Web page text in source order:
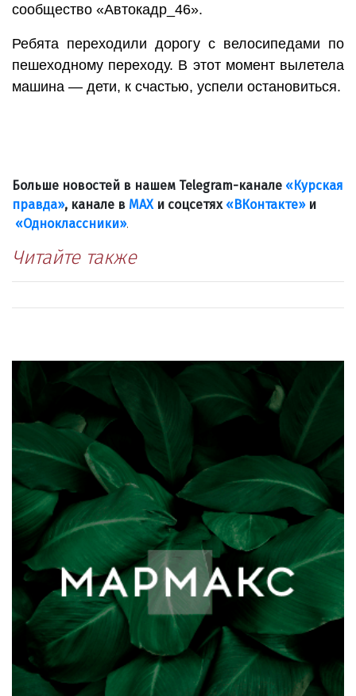
сообщество «Автокадр_46».
Ребята переходили дорогу с велосипедами по
пешеходному переходу. В этот момент вылетела
машина — дети, к счастью, успели остановиться.
Больше новостей в нашем Telegram-канале «Курская
правда», канале в МАХ и соцсетях «ВКонтакте»и
«Одноклассники».
Читайте также